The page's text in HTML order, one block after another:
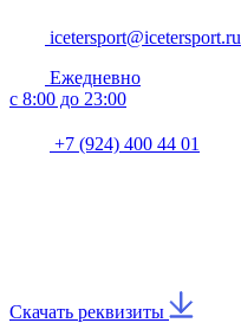
icetersport@icetersport.ru
Ежедневно
c 8:00 до 23:00
+7 (924) 400 44 01
Скачать реквизиты